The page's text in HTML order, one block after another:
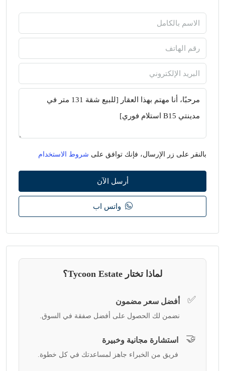
بالنقر على زر الإرسال، فإنك توافق على شروط الاستخدام
أرسل الآن
واتس اب
لماذا تختار Tycoon Estate؟
✅ أفضل سعر مضمون
نضمن لك الحصول على أفضل صفقة في السوق.
🤝 استشارة مجانية وخبيرة
فريق من الخبراء جاهز لمساعدتك في كل خطوة.